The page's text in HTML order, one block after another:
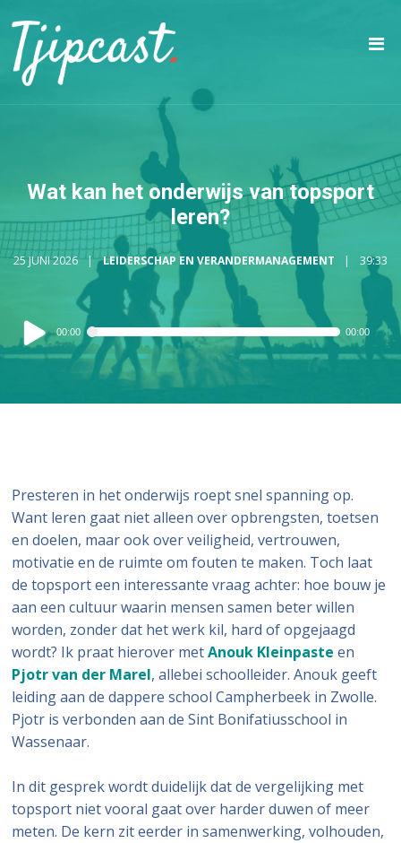
Wat kan het onderwijs van topsport
leren?
25 JUNI 2026 LEIDERSCHAP EN VERANDERMANAGEMENT 39:33
Audiospeler
00:00 00:00
Presteren in het onderwijs roept snel spanning op.
Want leren gaat niet alleen over opbrengsten, toetsen
en doelen, maar ook over veiligheid, vertrouwen,
motivatie en de ruimte om fouten te maken. Toch laat
de topsport een interessante vraag achter: hoe bouw je
aan een cultuur waarin mensen samen beter willen
worden, zonder dat het werk kil, hard of opgejaagd
wordt? Ik praat hierover metAnouk Kleinpaste en
Pjotr van der Marel, allebei schoolleider. Anouk geeft
leiding aan de dappere school Campherbeek in Zwolle.
Pjotr is verbonden aan de Sint Bonifatiusschool in
Wassenaar.
In dit gesprek wordt duidelijk dat de vergelijking met
topsport niet vooral gaat over harder duwen of meer
meten. De kern zit eerder in samenwerking, volhouden,